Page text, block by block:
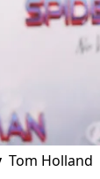
Tom Holland